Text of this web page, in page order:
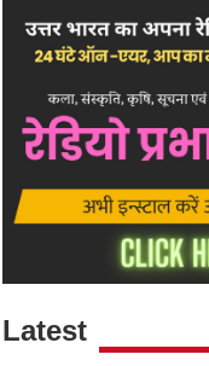
Latest